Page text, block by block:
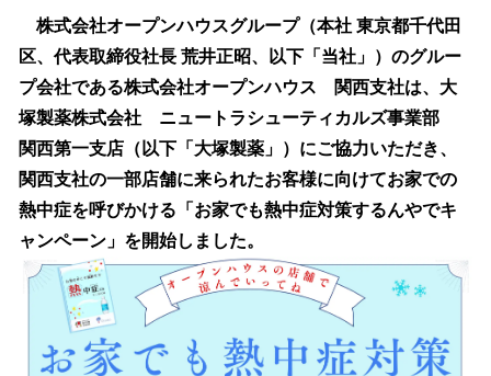
！
数
を
読
み
込
み
中
で
す
株式会社オープンハウスグループ（本社 東京都千代田
区、代表取締役社長 荒井正昭、以下「当社」）のグルー
プ会社である株式会社オープンハウス 関西支社は、大
塚製薬株式会社 ニュートラシューティカルズ事業部
関西第一支店（以下「大塚製薬」）にご協力いただき、
関西支社の一部店舗に来られたお客様に向けてお家での
熱中症を呼びかける「お家でも熱中症対策するんやでキ
ャンペーン」を開始しました。